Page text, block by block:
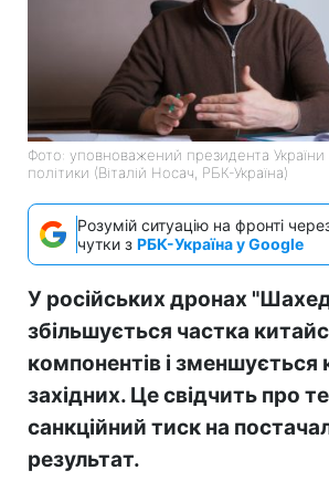
Фото: уповноважений президента України
політики (Віталій Носач, РБК-Україна)
Розумій ситуацію на фронті
чутки з РБК-Україна у Google
У російських дронах
збільшується частка
компонентів і зменшується
західних. Це свідчить про
санкційний тиск на
результат.